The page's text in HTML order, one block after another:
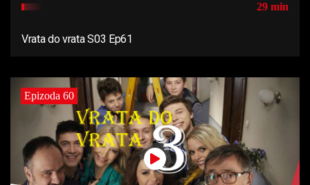
29 min
Vrata do vrata S03 Ep61
Epizoda 60